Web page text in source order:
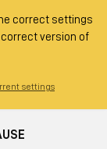
correct settings
version of
settings